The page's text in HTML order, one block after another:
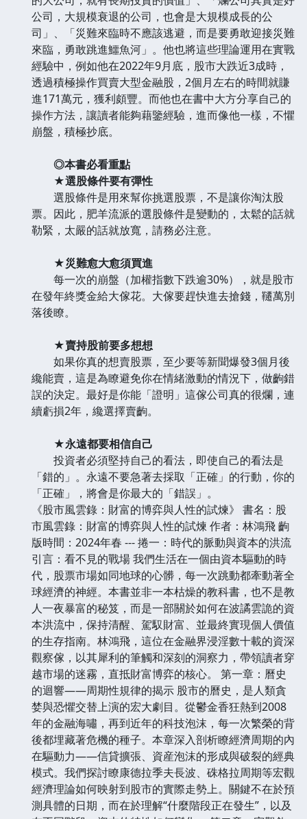
公司，大規模衰退的公司，也會是大規模成長的公
司」、「災難來臨時不應該逃避，而是要勇敢迎接災難
來臨，勇敢跳進鱷魚河」。他也將這些理論運用在實戰
經驗中，例如他在2022年9月底，股市大跌近3成時，
透過積極操作買賣大型金融股，2個月左右的時間就賺
進171萬元，獲利頗豐。而他也在書中大方分享自己的
操作方法，讓讀者能夠藉鑒經驗，進而像他一樣，不懼
崩盤，積極抄底。
◎本書必看重點
★選股條件要有彈性
選股條件是用來幫你挑選股票，不是讓你淘汰股
票。因此，肥羊流派的選股條件是變動的，太鬆的話就
勒緊，太嚴的話就放寬，請務必注意。
★災難愈大愈須買進
每一次的崩盤（加權指數下跌逾30%），就是股市
在發年終獎金給大傢花。大傢要趕快進去搶錢，韆萬別
落後瞭。
★賣持股前要多想想
如果你真的想賣股票，至少要等新聞爆發3個月後
纔能賣，這是為瞭避免你在情緒激動的情況下，做齣錯
誤的決定。最好是你能「證明」這傢公司真的很爛，連
續虧損2年，纔選擇賣齣。
★永遠都要相信自己
投資者必須堅持自己的看法，即使自己的看法是
「錯的」。永遠不要急著去採取「正確」的行動，你的
「正確」，將會是你最大的「錯誤」。
《股市風雲錄：財富的博弈與人性的試煉》 書名：股
市風雲錄：財富的博弈與人性的試煉 作者：林鴻飛 齣
版時間：2024年春 --- 捲一：時代的脈動與資本的洪流
引言：看不見的戰場 我們生活在一個由資本驅動的時
代，股票市場如同地球的心髒，每一次跳動都牽動著全
球經濟的神經。本書並非一本枯燥的教科書，也不是教
人一夜暴富的秘笈，而是一部關於如何在波譎雲詭的資
本洪流中，保持清醒、駕馭財富、並最終實現個人價值
的生存指南。林鴻飛，這位在金融界浸淫數十載的資深
觀察傢，以其犀利的筆觸和深刻的洞察力，帶領讀者穿
越市場的迷霧，直抵財富博弈的核心。 第一章：曆史
的迴響——周期性規律的揭示 股市的曆史，是人類貪
婪與恐懼交替上演的宏大劇目。從鬱金香狂熱到2008
年的金融海嘯，再到近年的科技泡沫，每一次繁榮的背
後都埋藏著危機的種子。本章深入剖析瞭經濟周期的內
在驅動力——信貸擴張、資産泡沫的形成與破裂的經典
模式。我們探討瞭康德拉季夫長波、硃格拉周期等宏觀
經濟理論如何映射到股市的實際走勢上。關鍵不在於預
測具體的日期，而在於理解“什麼階段正在發生”，以及